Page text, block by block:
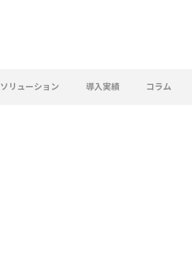
ソリューション 導入実績 コラム